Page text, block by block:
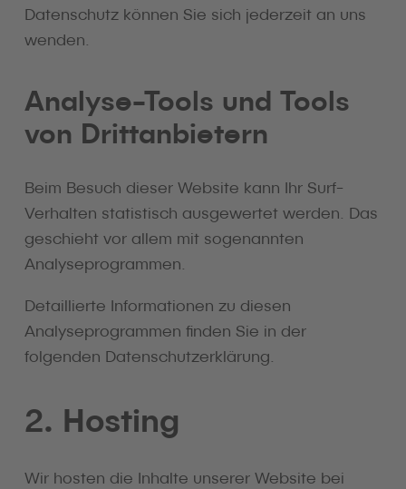
Datenschutz können Sie sich jederzeit an uns
wenden.
Analyse-Tools und Tools
von Dritt­anbietern
Beim Besuch dieser Website kann Ihr Surf-
Verhalten statistisch ausgewertet werden. Das
geschieht vor allem mit sogenannten
Analyseprogrammen.
Detaillierte Informationen zu diesen
Analyseprogrammen finden Sie in der
folgenden Datenschutzerklärung.
2. Hosting
Wir hosten die Inhalte unserer Website bei